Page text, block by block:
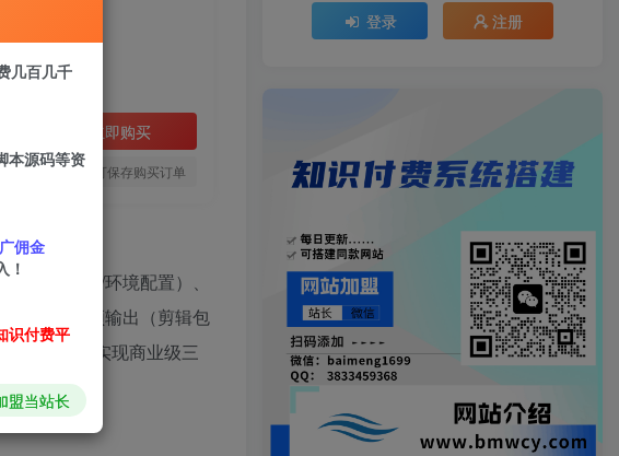
立即购买
登陆后购买，可保存购买订单
工具安装/环境配置）、
作）、视频输出（剪辑包
程技术，实现商业级三
登录 注册
几百几千
本源码等资
佣金
！
识付费平
盟当站长